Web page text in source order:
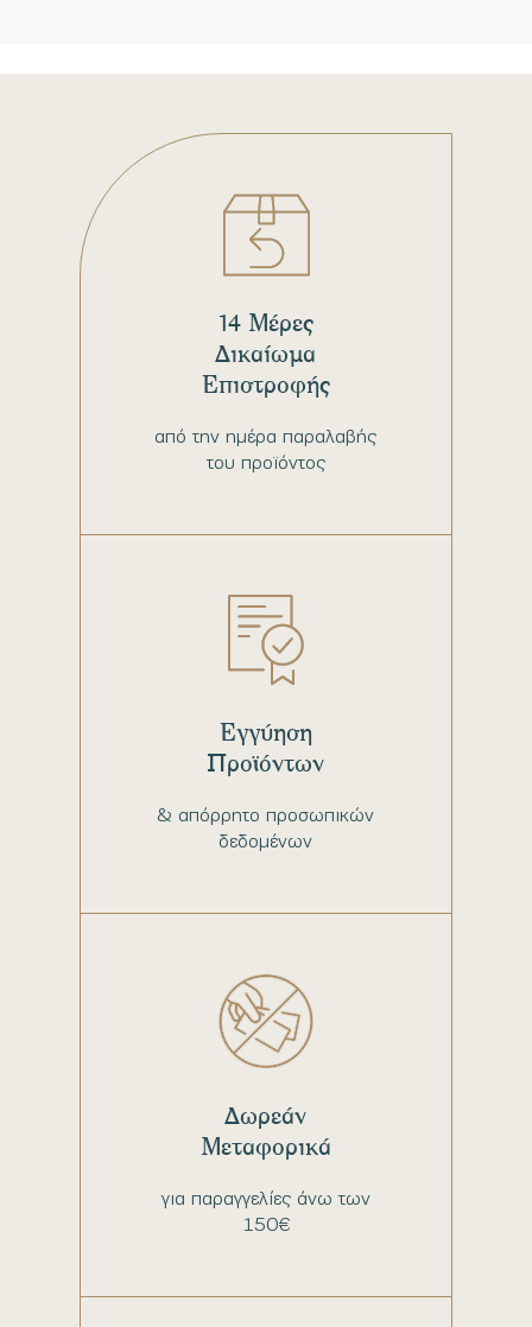
από την ημέρα παραλαβής
του προϊόντος
14 Μέρες
Δικαίωμα
Επιστροφής
& απόρρητο προσωπικών
δεδομένων
Εγγύηση
Προϊόντων
για παραγγελίες άνω των
150€
Δωρεάν
Μεταφορικά